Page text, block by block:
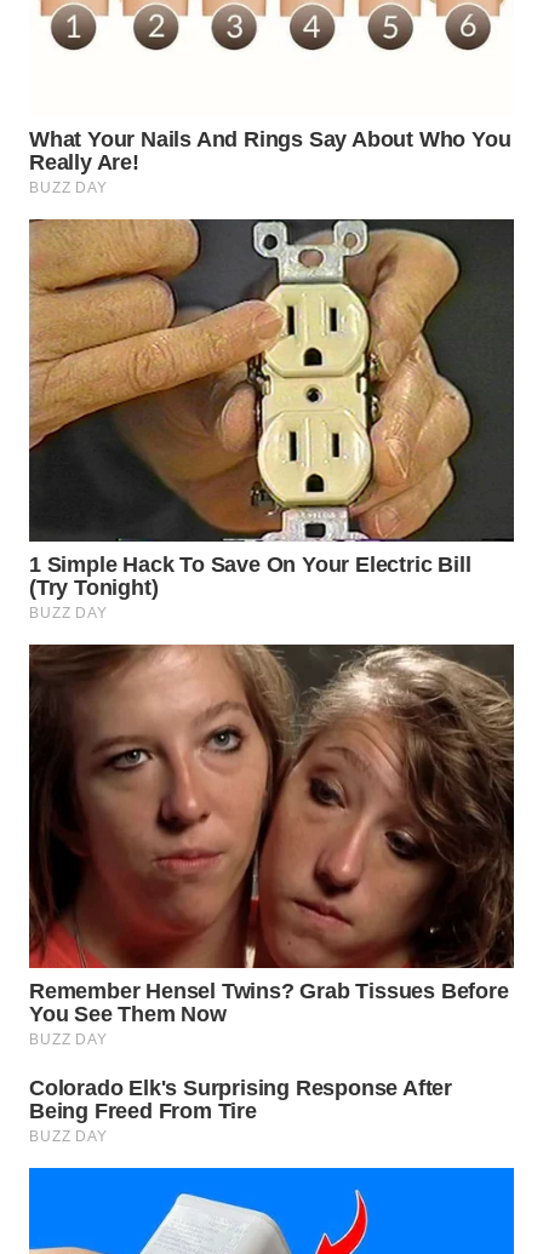
WN
WN
BINJAI
WN
CIREBON
WN
INDRAMAYU
WN
KUNINGAN
WN
SUBANG
WN
SUKABUMI
WN
PURWAKARTA
WN
PRIANGAN
TIMUR
WN
SEMARANG
SOLO
WN
BOROBUDUR